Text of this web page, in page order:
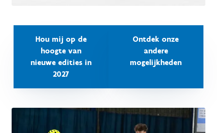
Hou mij op de
hoogte van
nieuwe edities in
2027
Ontdek onze
andere
mogelijkheden